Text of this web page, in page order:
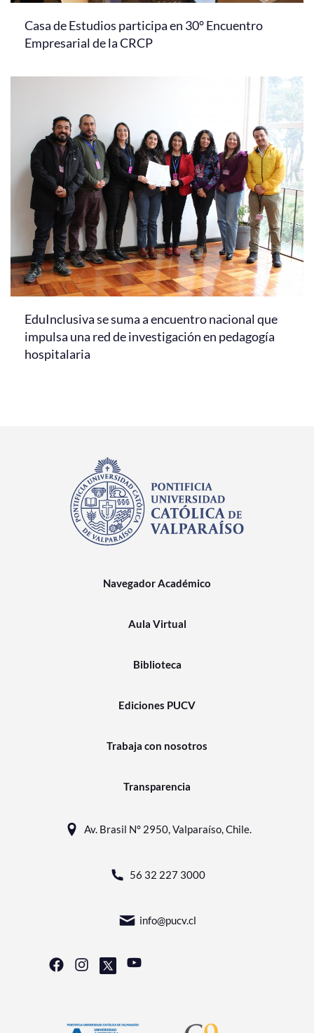
Casa de Estudios participa en 30° Encuentro
Empresarial de la CRCP
EduInclusiva se suma a encuentro nacional que
impulsa una red de investigación en pedagogía
hospitalaria
Navegador Académico
Aula Virtual
Biblioteca
Ediciones PUCV
Trabaja con nosotros
Transparencia
Av. Brasil N° 2950, Valparaíso, Chile.
56 32 227 3000
info@pucv.cl